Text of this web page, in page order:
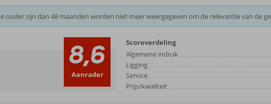
ouder zijn dan 48 maanden worden niet meer weergegeven om de relevantie van de
8,6
Aanrader
Scoreverdeling
Algemene indruk
Ligging
Service
Prijs/kwaliteit